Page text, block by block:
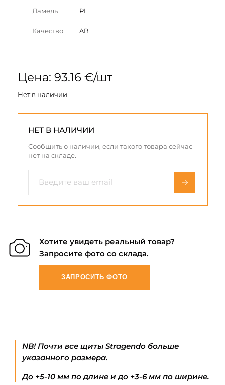
Ламель PL
Качество AB
Цена: 93.16 €/шт
Нет в наличии
НЕТ В НАЛИЧИИ
Сообщить о наличии, если такого товара сейчас
нет на складе.
Хотите увидеть реальный товар?
Запросите фото со склада.
ЗАПРОСИТЬ ФОТО
NB! Почти все щиты Stragendo больше
указанного размера.
До +5-10 мм по длине и до +3-6 мм по ширине.